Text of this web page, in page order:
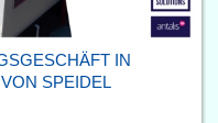
IN
SPEIDEL